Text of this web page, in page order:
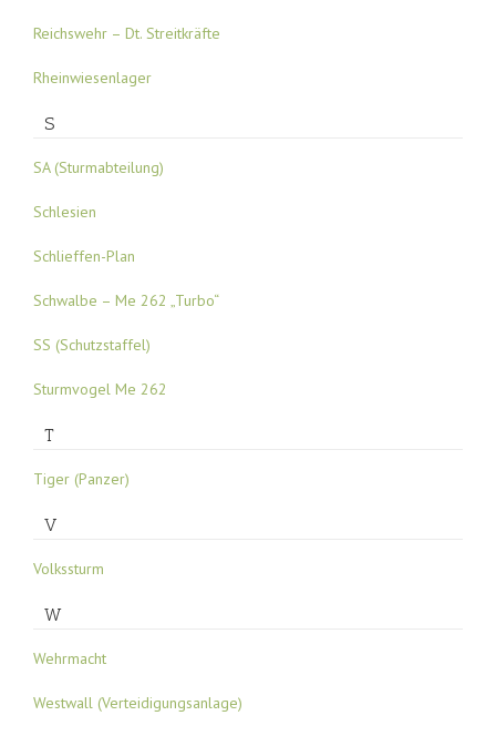
Reichswehr – Dt. Streitkräfte
Rheinwiesenlager
S
SA (Sturmabteilung)
Schlesien
Schlieffen-Plan
Schwalbe – Me 262 „Turbo“
SS (Schutzstaffel)
Sturmvogel Me 262
T
Tiger (Panzer)
V
Volkssturm
W
Wehrmacht
Westwall (Verteidigungsanlage)